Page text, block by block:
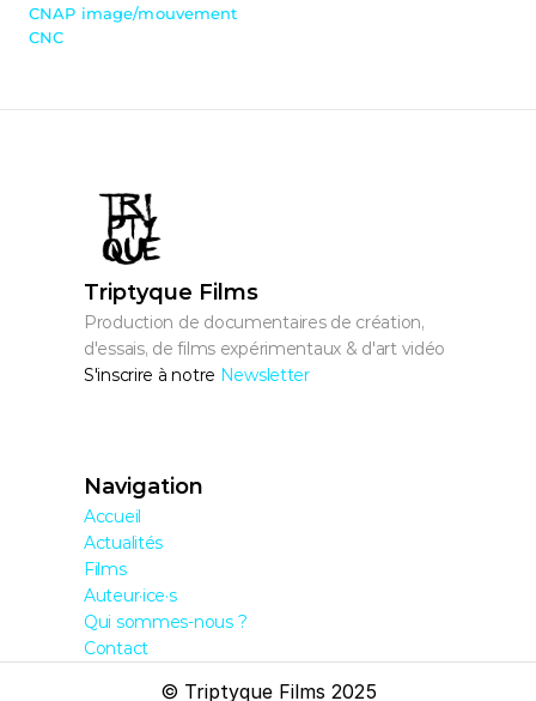
CNAP image/mouvement
CNC
Triptyque Films
Production de documentaires de création,
d'essais, de films expérimentaux & d'art vidéo
S'inscrire à notre Newsletter
Navigation
Accueil
Actualités
Films
Auteur·ice·s
Qui sommes-nous ?
Contact
© Triptyque Films 2025